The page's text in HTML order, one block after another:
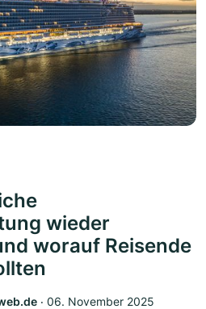
wieder
worauf Reisende
‧ 06. November 2025